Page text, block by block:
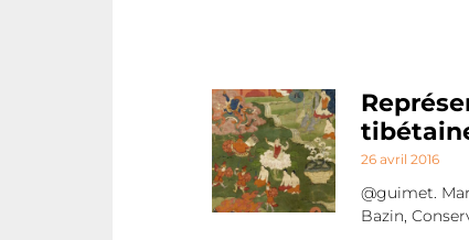
26 avril 2016
@guimet.
Bazin,